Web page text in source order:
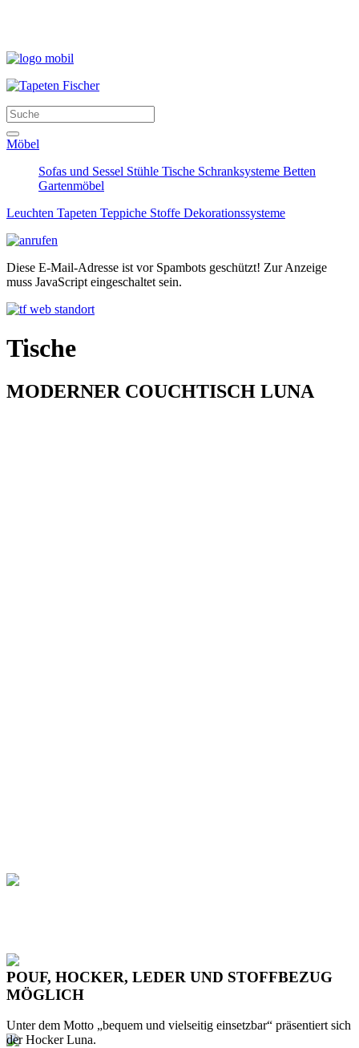
Möbel
Sofas und Sessel Stühle Tische Schranksysteme Betten
Gartenmöbel
Leuchten Tapeten Teppiche Stoffe Dekorationssysteme
Diese E-Mail-Adresse ist vor Spambots geschützt! Zur Anzeige
muss JavaScript eingeschaltet sein.
Tische
MODERNER COUCHTISCH LUNA
POUF, HOCKER, LEDER UND STOFFBEZUG
MÖGLICH
Unter dem Motto „bequem und vielseitig einsetzbar“ präsentiert sich
der Hocker Luna.